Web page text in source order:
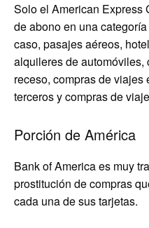
Solo el American Express
de abono en una
caso, pasajes aéreos,
alquileres de
receso, compras de
terceros y compras de
Porción de América
Bank of America es muy
prostitución de compras
cada una de sus tarjetas.